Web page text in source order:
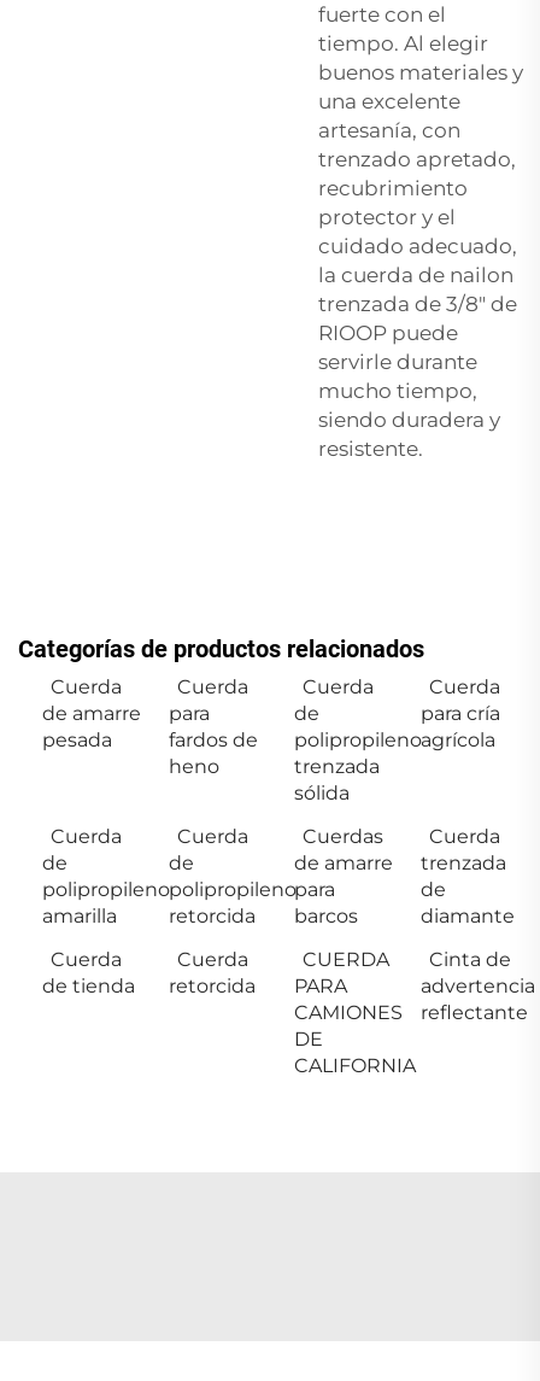
fuerte con el
tiempo. Al elegir
buenos materiales y
una excelente
artesanía, con
trenzado apretado,
recubrimiento
protector y el
cuidado adecuado,
la cuerda de nailon
trenzada de 3/8″ de
RIOOP puede
servirle durante
mucho tiempo,
siendo duradera y
resistente.
Categorías de productos relacionados
Cuerda
de amarre
pesada
Cuerda
para
fardos de
heno
Cuerda
de
polipropileno
trenzada
sólida
Cuerda
para cría
agrícola
Cuerda
de
polipropileno
amarilla
Cuerda
de
polipropileno
retorcida
Cuerdas
de amarre
para
barcos
Cuerda
trenzada
de
diamante
Cuerda
de tienda
Cuerda
retorcida
CUERDA
PARA
CAMIONES
DE
CALIFORNIA
Cinta de
advertencia
reflectante